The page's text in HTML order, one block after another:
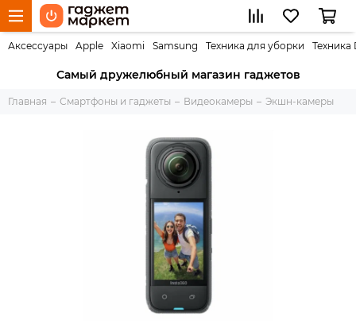
Аксессуары Apple Xiaomi Samsung Техника для уборки Техника
Самый дружелюбный магазин гаджетов
Главная Смартфоны и гаджеты Видеокамеры Экшн-камеры